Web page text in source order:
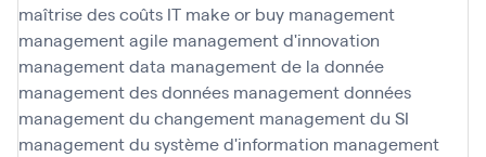
maîtrise des coûts IT make or buy management
management agile management d'innovation
management data management de la donnée
management des données management données
management du changement management du SI
management du système d'information management